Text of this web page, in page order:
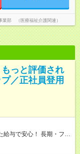
部 （医療福祉介護関連）
っと評価され
／正社員登用
だきたいと思っていま
安定した給与が入りま